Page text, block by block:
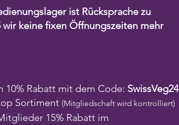
ist Rücksprache zu
keine fixen Öffnungszeiten mehr
10% Rabatt mit dem Code: SwissVeg24
Sortiment (Mitgliedschaft wird kontrolliert)
15% Rabatt im